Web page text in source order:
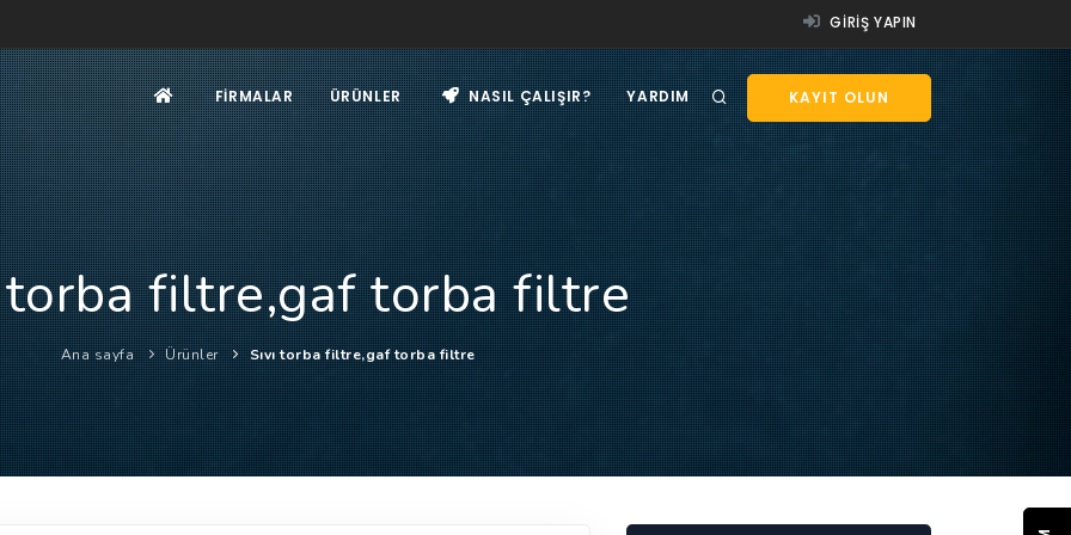
GIRIŞ YAPIN
KAYIT OLUN
FIRMALAR ÜRÜNLER NASIL ÇALIŞIR? YARDIM
torba filtre,gaf torba filtre
Ana sayfa Ürünler Sıvı torba filtre,gaf torba filtre